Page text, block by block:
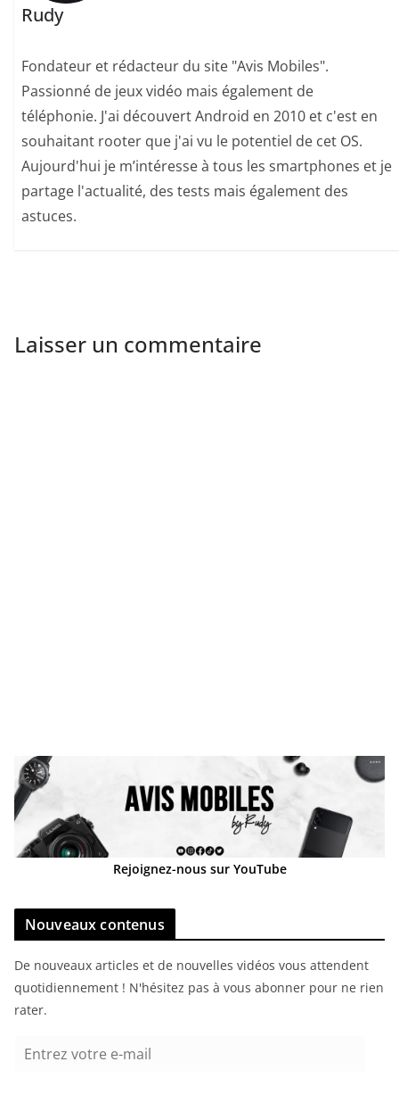
Rudy
Fondateur et rédacteur du site "Avis Mobiles".
Passionné de jeux vidéo mais également de
téléphonie. J'ai découvert Android en 2010 et c'est en
souhaitant rooter que j'ai vu le potentiel de cet OS.
Aujourd'hui je m’intéresse à tous les smartphones et je
partage l'actualité, des tests mais également des
astuces.
Laisser un commentaire
Rejoignez-nous sur YouTube
Nouveaux contenus
De nouveaux articles et de nouvelles vidéos vous attendent
quotidiennement ! N'hésitez pas à vous abonner pour ne rien
rater.